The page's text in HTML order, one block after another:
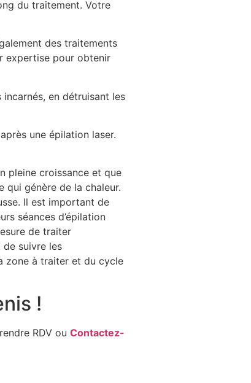
du traitement. Votre
des traitements
expertise pour obtenir
en détruisant les
une épilation laser.
pleine croissance et que
qui génère de la chaleur.
Il est important de
séances d’épilation
de traiter
suivre les
zone à traiter et du cycle
!
RDV ou Contactez-